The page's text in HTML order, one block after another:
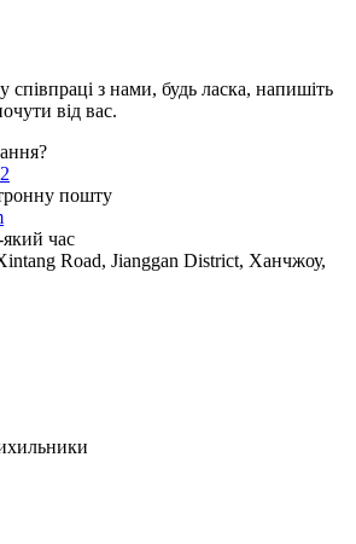
співпраці з нами, будь ласка, напишіть
від вас.
пошту
який час
Road, Jianggan District, Ханчжоу,